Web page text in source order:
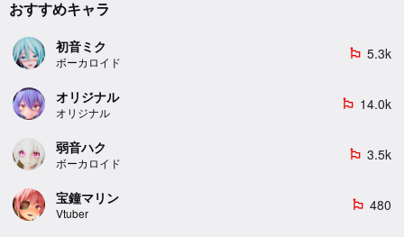
おすすめキャラ
初音ミク
ボーカロイド
emoji_flags 5.3k
オリジナル
オリジナル
emoji_flags 14.0k
弱音ハク
ボーカロイド
emoji_flags 3.5k
宝鐘マリン
Vtuber
emoji_flags 480